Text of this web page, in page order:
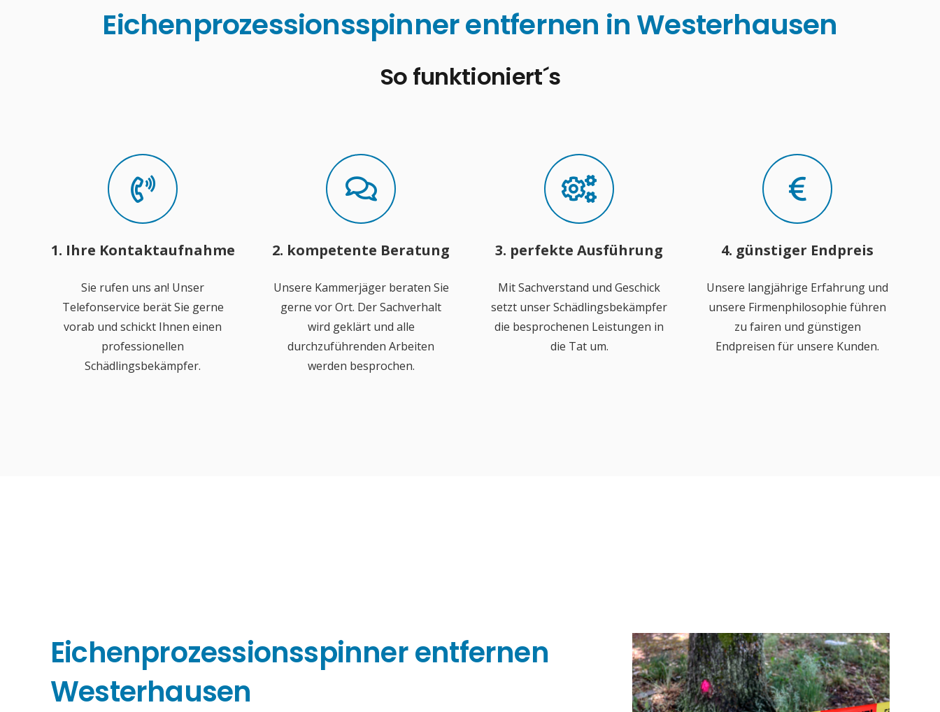
Eichenprozessionsspinner entfernen in Westerhausen
So funktioniert´s
1. Ihre Kontaktaufnahme
Sie rufen uns an! Unser
Telefonservice berät Sie gerne
vorab und schickt Ihnen einen
professionellen
Schädlingsbekämpfer.
2. kompetente Beratung
Unsere Kammerjäger beraten Sie
gerne vor Ort. Der Sachverhalt
wird geklärt und alle
durchzuführenden Arbeiten
werden besprochen.
3. perfekte Ausführung
Mit Sachverstand und Geschick
setzt unser Schädlingsbekämpfer
die besprochenen Leistungen in
die Tat um.
4. günstiger Endpreis
Unsere langjährige Erfahrung und
unsere Firmenphilosophie führen
zu fairen und günstigen
Endpreisen für unsere Kunden.
Eichenprozessionsspinner entfernen
Westerhausen